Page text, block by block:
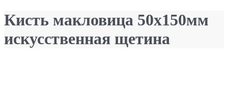
Кисть макловица 50х150мм
искусственная щетина